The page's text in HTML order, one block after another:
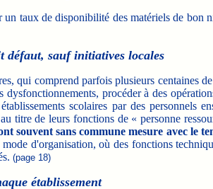
taux de disponibilité des matériels de bon
défaut, sauf initiatives locales
qui comprend parfois plusieurs centaines
procéder à des
scolaires par des personnels
titre de leurs fonctions de « personne
souvent sans commune mesure avec le
d'organisation, où des fonctions
(page 18)
établissement